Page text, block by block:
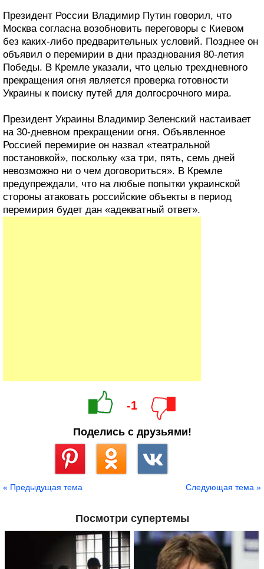
Президент России Владимир Путин говорил, что
Москва согласна возобновить переговоры с Киевом
без каких-либо предварительных условий. Позднее он
объявил о перемирии в дни празднования 80-летия
Победы. В Кремле указали, что целью трехдневного
прекращения огня является проверка готовности
Украины к поиску путей для долгосрочного мира.
Президент Украины Владимир Зеленский настаивает
на 30-дневном прекращении огня. Объявленное
Россией перемирие он назвал «театральной
постановкой», поскольку «за три, пять, семь дней
невозможно ни о чем договориться». В Кремле
предупреждали, что на любые попытки украинской
стороны атаковать российские объекты в период
перемирия будет дан «адекватный ответ».
-1
Поделись с друзьями!
« Предыдущая тема Следующая тема »
Посмотри супертемы